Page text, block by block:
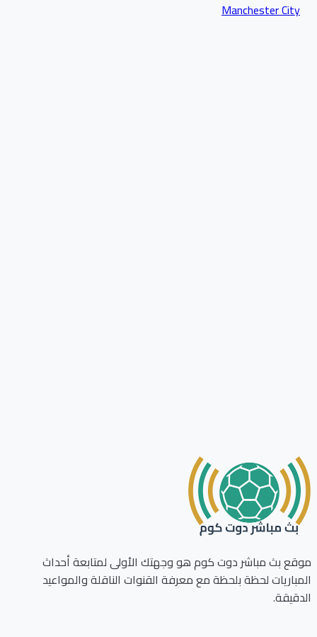
Manchester City
بث مباشر دوت كوم هو وجهتك الأولى لمتابعة أحداث
لحظة بلحظة مع معرفة القنوات الناقلة والمواعيد